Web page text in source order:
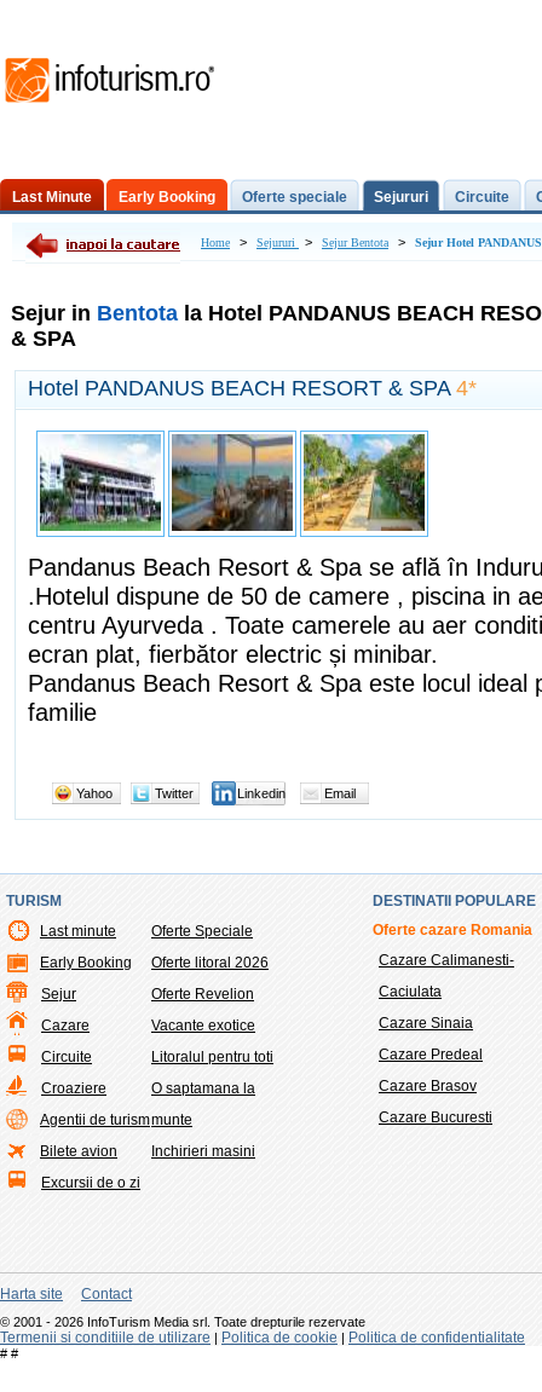
Last Minute Early Booking Oferte speciale Sejururi Circuite
Excursii de o zi Home > Sejururi > Sejur Bentota > Sejur Hotel
Sejur in Bentota la Hotel PANDANUS BEACH
& SPA
Hotel PANDANUS BEACH RESORT & SPA 4*
Pandanus Beach Resort & Spa se află în
.Hotelul dispune de 50 de camere , piscina in
centru Ayurveda . Toate camerele au aer
ecran plat, fierbător electric și minibar.
Pandanus Beach Resort & Spa este locul ideal
familie
Yahoo Twitter Linkedin Email
TURISM
Last minute
Early Booking
Sejur
Cazare
Circuite
Croaziere
Agentii de turism
Bilete avion
Excursii de o zi
Oferte Speciale
Oferte litoral 2026
Oferte Revelion
Vacante exotice
Litoralul pentru toti
O saptamana la
munte
Inchirieri masini
DESTINATII POPULARE
Oferte cazare Romania
Cazare Calimanesti-
Caciulata
Cazare Sinaia
Cazare Predeal
Cazare Brasov
Cazare Bucuresti
Harta site Contact
© 2001 - 2026 InfoTurism Media srl. Toate drepturile rezervate
Termenii si conditiile de utilizare | Politica de cookie | Politica de confidentialitate
# #